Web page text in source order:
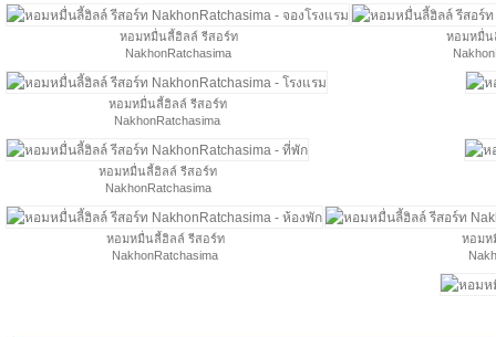
หอมหมื่นลี้ฮิลล์ รีสอร์ท
NakhonRatchasima
หอมหมื่น
หอมหมื่นลี้ฮิลล์ รีสอร์ท
NakhonRatchasima
หอมหมื่นลี้ฮิลล์ รีสอร์ท
NakhonRatchasima
หอมหมื่นลี้ฮิลล์ รีสอร์ท
NakhonRatchasima
หอมห